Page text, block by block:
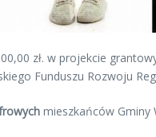
zł. w projekcie
Funduszu Rozwoju
mieszkańców Gminy